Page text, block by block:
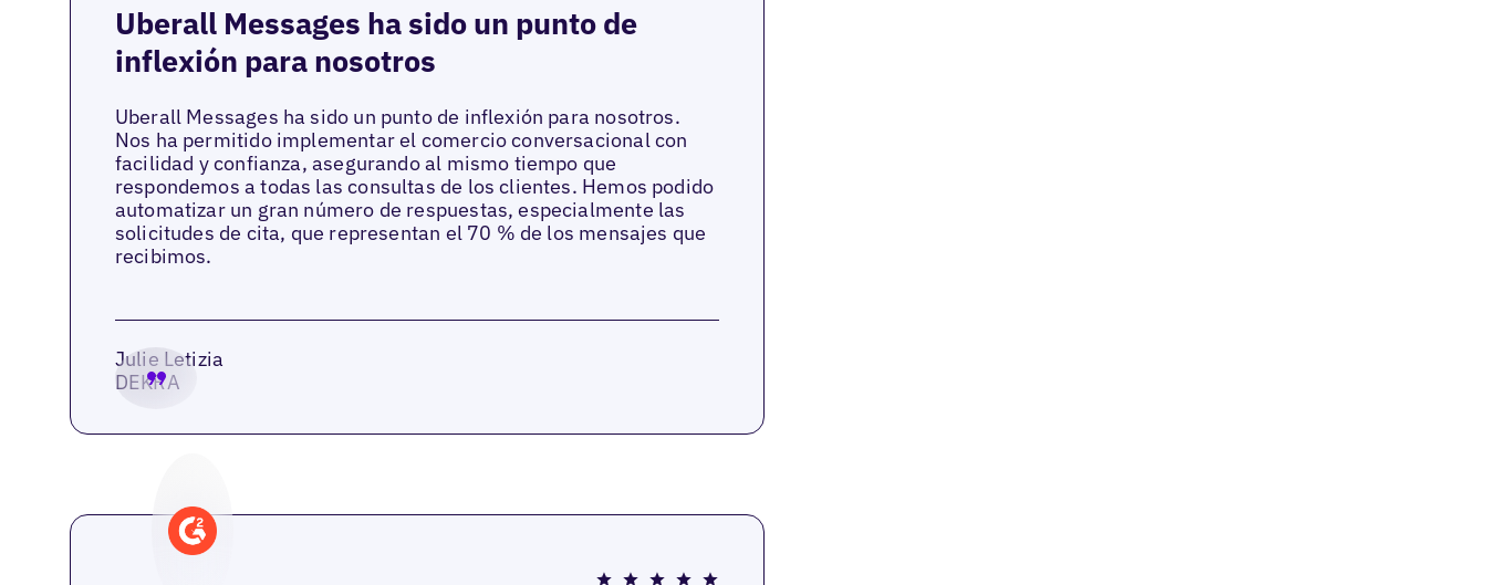
Uberall Messages ha sido un punto de
inflexión para nosotros
Uberall Messages ha sido un punto de inflexión para nosotros.
Nos ha permitido implementar el comercio conversacional con
facilidad y confianza, asegurando al mismo tiempo que
respondemos a todas las consultas de los clientes. Hemos podido
automatizar un gran número de respuestas, especialmente las
solicitudes de cita, que representan el 70 % de los mensajes que
recibimos.
Julie Letizia
DEKRA